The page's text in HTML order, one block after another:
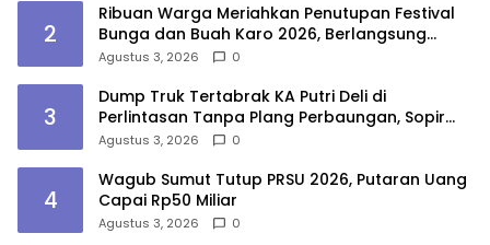
2
Ribuan Warga Meriahkan Penutupan Festival
Bunga dan Buah Karo 2026, Berlangsung
Aman di Bawah Pengamanan Gabungan
Agustus 3, 2026 0
3
Dump Truk Tertabrak KA Putri Deli di
Perlintasan Tanpa Plang Perbaungan, Sopir
Tewas
Agustus 3, 2026 0
4
Wagub Sumut Tutup PRSU 2026, Putaran Uang
Capai Rp50 Miliar
Agustus 3, 2026 0